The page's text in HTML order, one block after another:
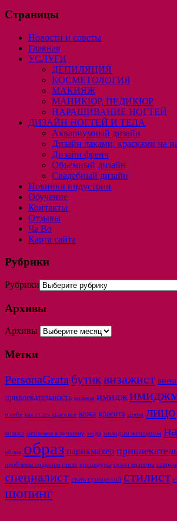
Страницы
Новости и советы
Главная
УСЛУГИ
ДЕПИЛЯЦИЯ
КОСМЕТОЛОГИЯ
МАКИЯЖ
МАНИКЮР, ПЕДИКЮР
НАРАЩИВАНИЕ НОГТЕЙ
ДИЗАЙН НОГТЕЙ И ТЕЛА
Аквариумный дизайн
Дизайн лаками, красками на
Дизайн френч
Объемный дизайн
Свадебный дизайн
Новинки индустрии
Обучение
Контакты
Отзывы
Ча Во
Карта сайта
Рубрики
Рубрики
Архивы
Архивы
Метки
PersonaGrata бутиквизажист
привлекательность волосы имидж
о себе как стать красивее кожа красота крема лицо
визажа меняемся к лучшему мода молодым женщинам
облик образ парикмахер
проблемы создания стиля процедуры салон красоты
специалист стать принцессой стилист
шопинг